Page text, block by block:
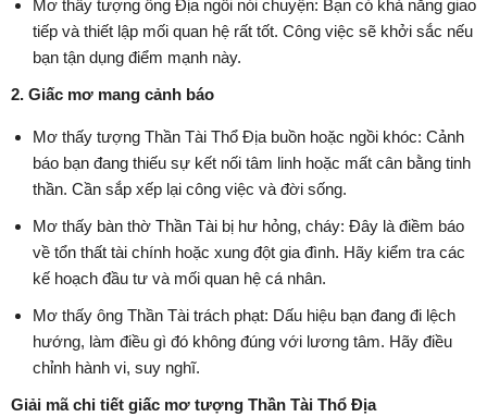
Mơ thấy tượng ông Địa ngồi nói chuyện: Bạn có khả năng giao
tiếp và thiết lập mối quan hệ rất tốt. Công việc sẽ khởi sắc nếu
bạn tận dụng điểm mạnh này.
2. Giấc mơ mang cảnh báo
Mơ thấy tượng Thần Tài Thổ Địa buồn hoặc ngồi khóc: Cảnh
báo bạn đang thiếu sự kết nối tâm linh hoặc mất cân bằng tinh
thần. Cần sắp xếp lại công việc và đời sống.
Mơ thấy bàn thờ Thần Tài bị hư hỏng, cháy: Đây là điềm báo
về tổn thất tài chính hoặc xung đột gia đình. Hãy kiểm tra các
kế hoạch đầu tư và mối quan hệ cá nhân.
Mơ thấy ông Thần Tài trách phạt: Dấu hiệu bạn đang đi lệch
hướng, làm điều gì đó không đúng với lương tâm. Hãy điều
chỉnh hành vi, suy nghĩ.
Giải mã chi tiết giấc mơ tượng Thần Tài Thổ Địa